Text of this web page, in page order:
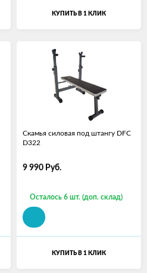
КУПИТЬ В 1 КЛИК
Скамья силовая под штангу DFC
D322
9 990 Руб.
Осталось 6 шт. (доп. склад)
КУПИТЬ В 1 КЛИК